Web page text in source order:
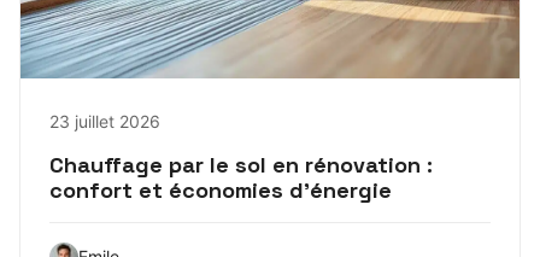
23 juillet 2026
Chauffage par le sol en rénovation :
confort et économies d’énergie